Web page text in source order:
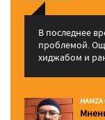
В последнее
проблемой.
хиджабом и
HAMZA